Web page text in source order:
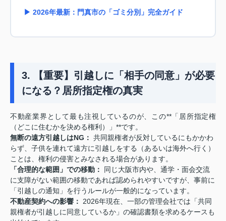
▶ 2026年最新：門真市の「ゴミ分別」完全ガイド
3. 【重要】引越しに「相手の同意」が必要
になる？居所指定権の真実
不動産業界として最も注視しているのが、この**「居所指定権
（どこに住むかを決める権利）」**です。
無断の遠方引越しはNG： 共同親権者が反対しているにもかかわ
らず、子供を連れて遠方に引越しをする（あるいは海外へ行く）
ことは、権利の侵害とみなされる場合があります。
「合理的な範囲」での移動：
同じ大阪市内や、通学・面会交流
に支障がない範囲の移動であれば認められやすいですが、事前に
「引越しの通知」を行うルールが一般的になっています。
不動産契約への影響：
2026年現在、一部の管理会社では「共同
親権者が引越しに同意しているか」の確認書類を求めるケースも